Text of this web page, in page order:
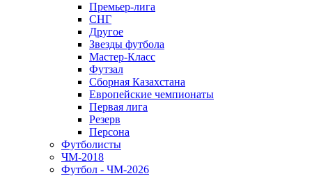
Премьер-лига
СНГ
Другое
Звезды футбола
Мастер-Класс
Футзал
Сборная Казахстана
Европейские чемпионаты
Первая лига
Резерв
Персона
Футболисты
ЧМ-2018
Футбол - ЧМ-2026